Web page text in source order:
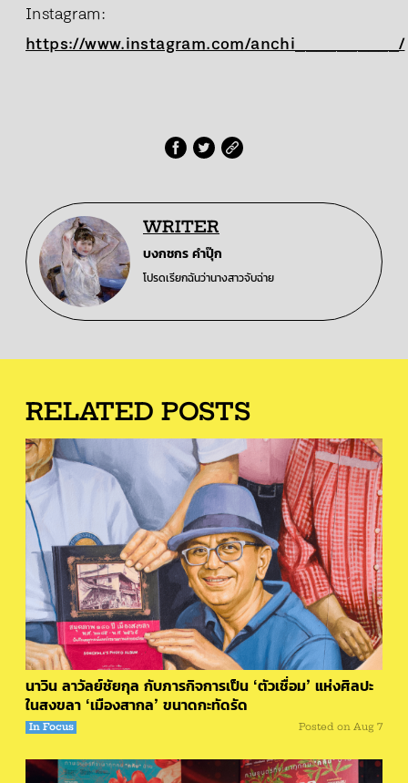
Instagram:
https://www.instagram.com/anchi__________/
WRITER
บงกชกร คำปุ๊ก
โปรดเรียกฉันว่านางสาวจับฉ่าย
RELATED POSTS
นาวิน ลาวัลย์ชัยกุล กับภารกิจการเป็น ‘ตัวเชื่อม’ แห่งศิลปะ
ในสงขลา ‘เมืองสากล’ ขนาดกะทัดรัด
In Focus Posted on Aug 7